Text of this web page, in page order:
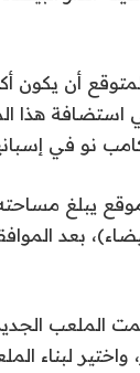
أن يكون
في استضافة
نو في
كلم شمال الدار
الملعب
واختير لبناء